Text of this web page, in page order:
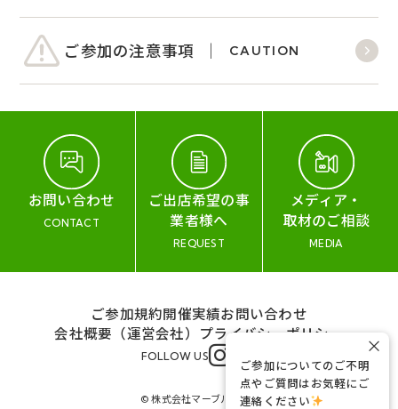
ご参加の注意事項 CAUTION
お問い合わせ
CONTACT
ご出店希望の事
業者様へ
REQUEST
メディア・
取材のご相談
MEDIA
ご参加規約開催実績お問い合わせ
会社概要（運営会社） プライバシーポリシー
FOLLOW US
© 株式会社マーブル&コー
ご参加についてのご不明
点やご質問はお気軽にご
連絡ください
×